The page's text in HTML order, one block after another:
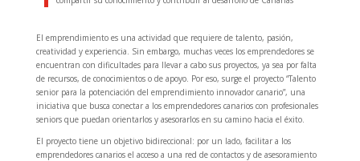
El emprendimiento es una actividad que requiere de talento, pasión,
creatividad y experiencia. Sin embargo, muchas veces los emprendedores se
encuentran con dificultades para llevar a cabo sus proyectos, ya sea por falta
de recursos, de conocimientos o de apoyo. Por eso, surge el proyecto “Talento
senior para la potenciación del emprendimiento innovador canario”, una
iniciativa que busca conectar a los emprendedores canarios con profesionales
seniors que puedan orientarlos y asesorarlos en su camino hacia el éxito.
El proyecto tiene un objetivo bidireccional: por un lado, facilitar a los
emprendedores canarios el acceso a una red de contactos y de asesoramiento